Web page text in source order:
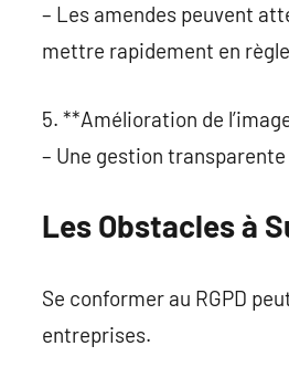
– Les amendes peuvent
mettre rapidement en
5. **Amélioration de
– Une gestion
Les Obstacles à
Se conformer au RGPD
entreprises.